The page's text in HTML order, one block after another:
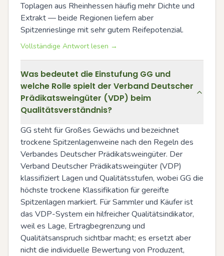
Toplagen aus Rheinhessen häufig mehr Dichte und
Extrakt — beide Regionen liefern aber
Spitzenrieslinge mit sehr gutem Reifepotenzial.
Vollständige Antwort lesen →
Was bedeutet die Einstufung GG und
welche Rolle spielt der Verband Deutscher
Prädikatsweingüter (VDP) beim
Qualitätsverständnis?
GG steht für Großes Gewächs und bezeichnet
trockene Spitzenlagenweine nach den Regeln des
Verbandes Deutscher Prädikatsweingüter. Der
Verband Deutscher Prädikatsweingüter (VDP)
klassifiziert Lagen und Qualitätsstufen, wobei GG die
höchste trockene Klassifikation für gereifte
Spitzenlagen markiert. Für Sammler und Käufer ist
das VDP-System ein hilfreicher Qualitätsindikator,
weil es Lage, Ertragbegrenzung und
Qualitätsanspruch sichtbar macht; es ersetzt aber
nicht die individuelle Bewertung von Produzent,